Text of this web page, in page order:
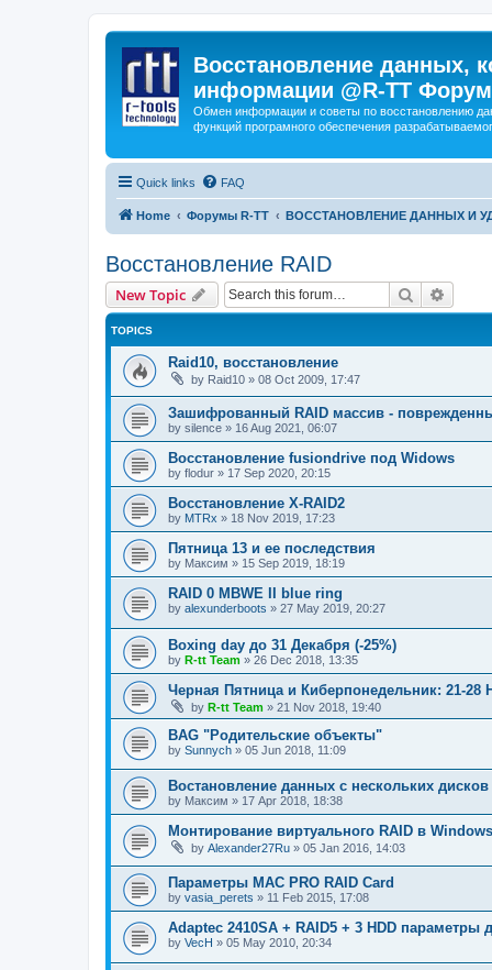
Восстановление данных,
информации @R-TT Форум
Обмен информации и советы по восстановлению
функций програмного обеспечения
Quick links FAQ
Home Форумы R-TT ВОССТАНОВЛЕНИЕ ДАННЫХ И
Восстановление RAID
New Topic Search
TOPICS
Raid10, восстановление
by Raid10 » 08 Oct 2009, 17:47
Зашифрованный RAID массив -
by silence » 16 Aug 2021, 06:07
Восстановление fusiondrive под Widows
by flodur » 17 Sep 2020, 20:15
Восстановление X-RAID2
by MTRx » 18 Nov 2019, 17:23
Пятница 13 и ее последствия
by Максим » 15 Sep 2019, 18:19
RAID 0 MBWE II blue ring
by alexunderboots » 27 May 2019, 20:27
Boxing day до 31 Декабря (-25%)
by R-tt Team » 26 Dec 2018, 13:35
Черная Пятница и Киберпонедельник: 21-28
by R-tt Team » 21 Nov 2018, 19:40
BAG "Родительские объекты"
by Sunnych » 05 Jun 2018, 11:09
Востановление данных с нескольких
by Максим » 17 Apr 2018, 18:38
Монтирование виртуального RAID в Windows
by Alexander27Ru » 05 Jan 2016, 14:03
Параметры МАС PRO RAID Card
by vasia_perets » 11 Feb 2015, 17:08
Adaptec 2410SA + RAID5 + 3 HDD параметры
by VecH » 05 May 2010, 20:34